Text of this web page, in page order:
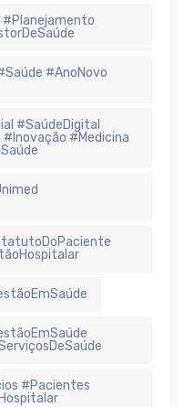
#Planejamento
#AnoNovo
#SaúdeDigital
#Medicina
#Pacientes